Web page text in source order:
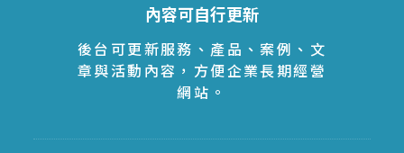
內容可自行更新
後台可更新服務、產品、案例、文
章與活動內容，方便企業長期經營
網站。